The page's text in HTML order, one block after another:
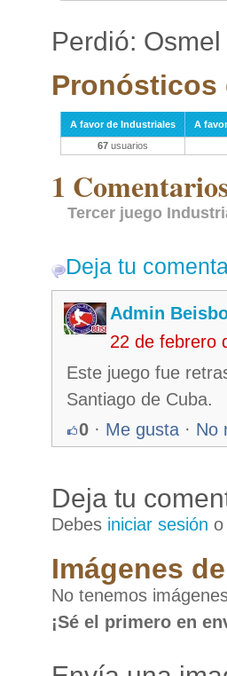
Perdió:
Pronósticos
A favor de Industriales
A
67 usuarios
1
Tercer juego
Deja tu
Admin
22 de febrero
Este juego fue
Santiago de Cuba.
0 · Me gusta · No
Deja tu
Debes iniciar sesión
Imágenes
No tenemos
¡Sé el primero en